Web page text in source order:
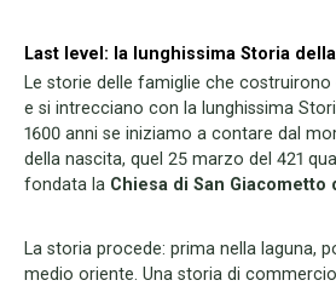
Last level: la lunghissima Storia
Le storie delle famiglie che
e si intrecciano con la lunghissima
1600 anni se iniziamo a contare dal
della nascita, quel 25 marzo del 421
fondata la Chiesa di San Giacometto
La storia procede: prima nella laguna,
medio oriente. Una storia di